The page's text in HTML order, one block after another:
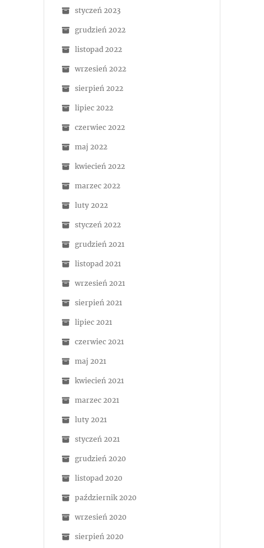
styczeń 2023
grudzień 2022
listopad 2022
wrzesień 2022
sierpień 2022
lipiec 2022
czerwiec 2022
maj 2022
kwiecień 2022
marzec 2022
luty 2022
styczeń 2022
grudzień 2021
listopad 2021
wrzesień 2021
sierpień 2021
lipiec 2021
czerwiec 2021
maj 2021
kwiecień 2021
marzec 2021
luty 2021
styczeń 2021
grudzień 2020
listopad 2020
październik 2020
wrzesień 2020
sierpień 2020